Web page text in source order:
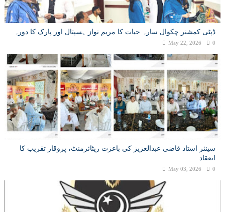
ڈپٹی کمشنر چکوال سارہ حیات کا مریم نواز ہسپتال اور پارک کا دورہ
May 22, 2026 0
سینئر استاد قاضی عبدالعزیز کی باعزت ریٹائرمنٹ، پروقار تقریب کا
انعقاد
May 03, 2026 0